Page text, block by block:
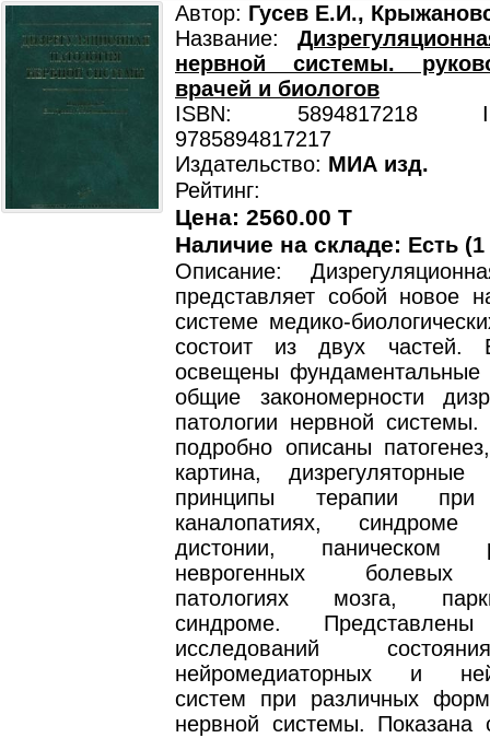
Автор: Гусев Е.И.,
Название:
нервной системы.
врачей и биологов
ISBN: 5894817218
9785894817217
Издательство: МИА изд.
Рейтинг:
Цена: 2560.00 T
Наличие на складе: Есть
Описание:
представляет собой новое
системе медико-
состоит из двух частей.
освещены
общие закономерности
патологии нервной
подробно описаны
картина,
принципы терапии при
каналопатиях, синдроме
дистонии, паническом
неврогенных болевых
патологиях мозга,
синдроме. Представлены
исследований
нейромедиаторных и
систем при различных
нервной системы. Показана